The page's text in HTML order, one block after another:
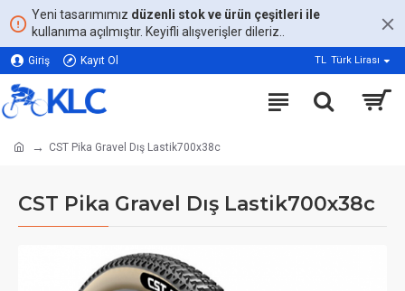
Yeni tasarımımız düzenli stok ve ürün çeşitleri ile
kullanıma açılmıştır. Keyifli alışverişler dileriz..
Giriş Kayıt Ol TL Türk Lirası
CST Pika Gravel Dış Lastik700x38c
CST Pika Gravel Dış Lastik700x38c